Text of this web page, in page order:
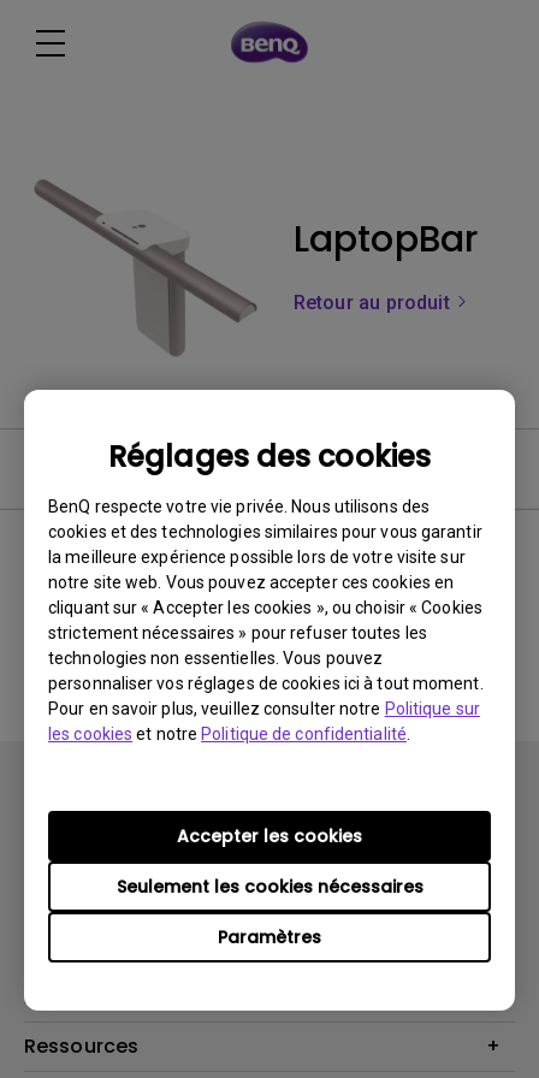
Réglages des cookies
BenQ respecte votre vie privée. Nous utilisons des
cookies et des technologies similaires pour vous garantir
la meilleure expérience possible lors de votre visite sur
notre site web. Vous pouvez accepter ces cookies en
cliquant sur « Accepter les cookies », ou choisir « Cookies
strictement nécessaires » pour refuser toutes les
technologies non essentielles. Vous pouvez
personnaliser vos réglages de cookies ici à tout moment.
Pour en savoir plus, veuillez consulter notre Politique sur
les cookies et notre Politique de confidentialité
Paramètres
Seulement les cookies nécessaires
Accepter les cookies
LaptopBar
Retour au produit
Software & Driver
Aucun logiciel ou pilote
associé
Haut-parleur
Assistance Technique
Contactez-nous
Ressources